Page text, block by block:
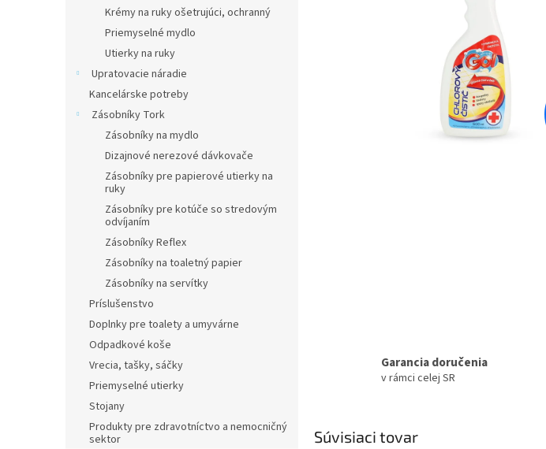
Krémy na ruky ošetrujúci, ochranný
Priemyselné mydlo
Utierky na ruky
Upratovacie náradie
Kancelárske potreby
Zásobníky Tork
Zásobníky na mydlo
Dizajnové nerezové dávkovače
Zásobníky pre papierové utierky na
ruky
Zásobníky pre kotúče so stredovým
odvíjaním
Zásobníky Reflex
Zásobníky na toaletný papier
Zásobníky na servítky
Príslušenstvo
Doplnky pre toalety a umyvárne
Odpadkové koše
Vrecia, tašky, sáčky
Priemyselné utierky
Stojany
Produkty pre zdravotníctvo a nemocničný
sektor
Garancia doručenia
v rámci celej SR
Súvisiaci tovar